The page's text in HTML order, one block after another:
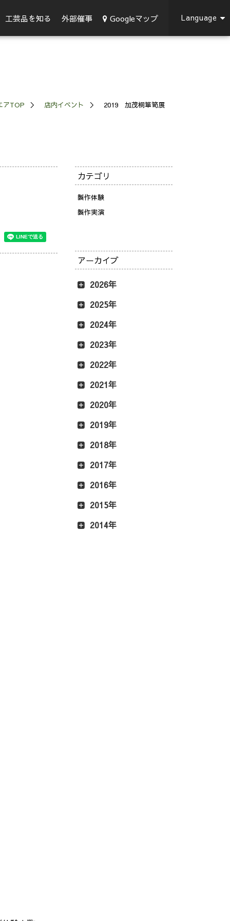
工芸品を知る 外部催事 Googleマップ Language
アTOP 店内イベント 2019 加茂桐箪笥展
カテゴリ
製作体験
製作実演
アーカイブ
2026年
2025年
2024年
2023年
2022年
2021年
2020年
2019年
2018年
2017年
2016年
2015年
2014年